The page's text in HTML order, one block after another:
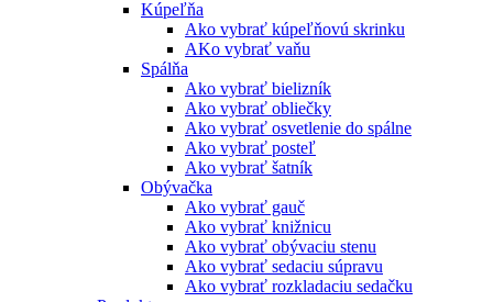
Kúpeľňa
Ako vybrať kúpeľňovú skrinku
AKo vybrať vaňu
Spálňa
Ako vybrať bielizník
Ako vybrať obliečky
Ako vybrať osvetlenie do spálne
Ako vybrať posteľ
Ako vybrať šatník
Obývačka
Ako vybrať gauč
Ako vybrať knižnicu
Ako vybrať obývaciu stenu
Ako vybrať sedaciu súpravu
Ako vybrať rozkladaciu sedačku